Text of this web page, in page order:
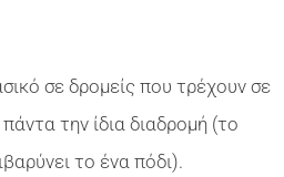
σε δρομείς που τρέχουν σε
την ίδια διαδρομή (το
το ένα πόδι).